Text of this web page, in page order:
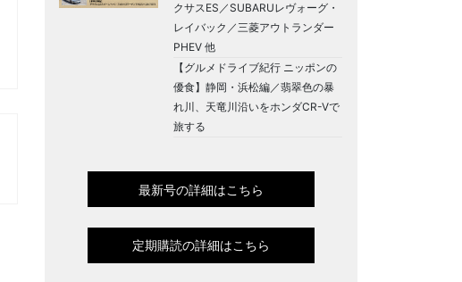
クサスES／SUBARUレヴォーグ・
レイバック／三菱アウトランダー
PHEV 他
【グルメドライブ紀行 ニッポンの
優食】静岡・浜松編／翡翠色の暴
れ川、天竜川沿いをホンダCR-Vで
旅する
最新号の詳細はこちら
定期購読の詳細はこちら